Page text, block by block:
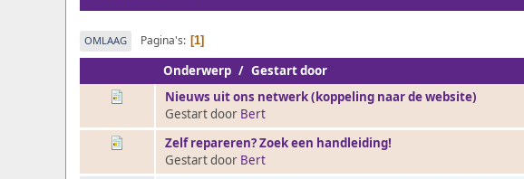
OMLAAG Pagina's 1
Onderwerp / Gestart door
Nieuws uit ons netwerk (koppeling naar de website)
Gestart door Bert
Zelf repareren? Zoek een handleiding!
Gestart door Bert